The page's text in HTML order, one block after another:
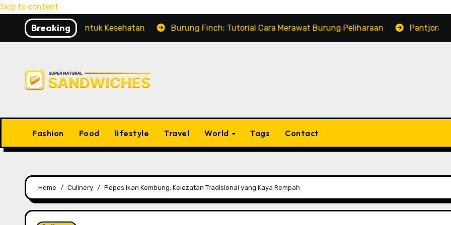
Skip to content
Breaking
untuk Kesehatan Burung Finch: Tutorial Cara Merawat Burung Peliharaan Pantjoran Chinatown,
Fashion Food lifestyle Travel World Tags Contact
Home Culinery Pepes Ikan Kembung: Kelezatan Tradisional yang Kaya Rempah